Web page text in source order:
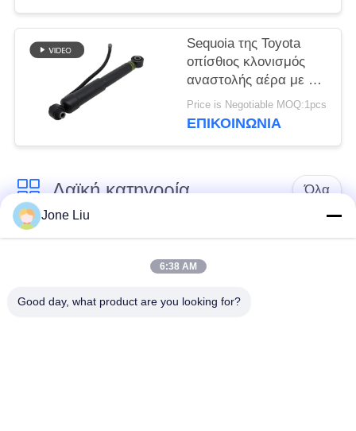
Sequoia της Toyota
οπίσθιος κλονισμός
αναστολής αέρα με το
ADS 48530-0C100
48530-0C101 Airmatic
Price is Negotiable MOQ:1pcs
ΕΠΙΚΟΙΝΩΝΊΑ
Λαϊκή κατηγορία Όλα
Κλονισμός
ελατήρια αναστολής
αέρα
Μέρη αναστολής
Μέρη αναστολής
Jone Liu
6:38 AM
Good day, what product are you looking for?